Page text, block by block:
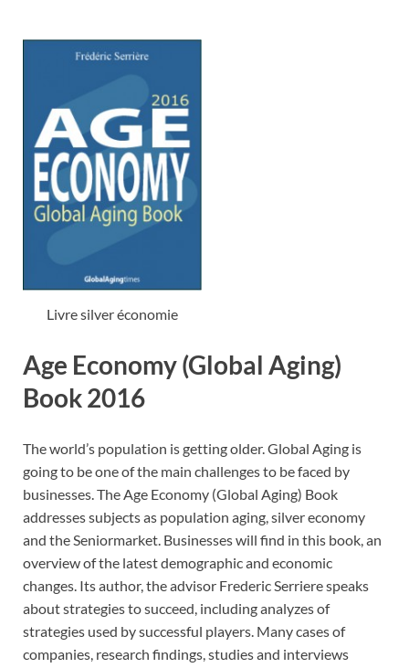
Livre silver économie
Age Economy (Global Aging)
Book 2016
The world’s population is getting older. Global Aging is
going to be one of the main challenges to be faced by
businesses. The Age Economy (Global Aging) Book
addresses subjects as population aging, silver economy
and the Seniormarket. Businesses will find in this book, an
overview of the latest demographic and economic
changes. Its author, the advisor Frederic Serriere speaks
about strategies to succeed, including analyzes of
strategies used by successful players. Many cases of
companies, research findings, studies and interviews